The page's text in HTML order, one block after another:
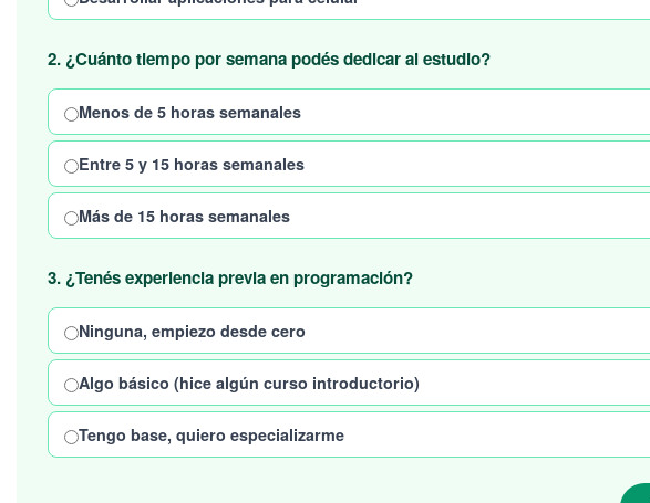
2. ¿Cuánto tiempo por semana podés dedicar al estudio?
Menos de 5 horas semanales
Entre 5 y 15 horas semanales
Más de 15 horas semanales
3. ¿Tenés experiencia previa en programación?
Ninguna, empiezo desde cero
Algo básico (hice algún curso introductorio)
Tengo base, quiero especializarme